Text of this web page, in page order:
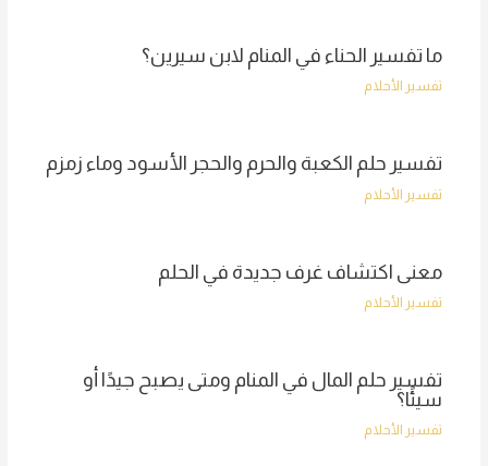
ما تفسير الحناء في المنام لابن سيرين؟
تفسير الأحلام
تفسير حلم الكعبة والحرم والحجر الأسود وماء زمزم
تفسير الأحلام
معنى اكتشاف غرف جديدة في الحلم
تفسير الأحلام
تفسير حلم المال في المنام ومتى يصبح جيدًا أو
سيئًا؟
تفسير الأحلام